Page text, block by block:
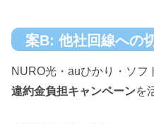
案B: 他社回線への
NURO光・auひかり・ソフ
違約金負担キャンペーンを